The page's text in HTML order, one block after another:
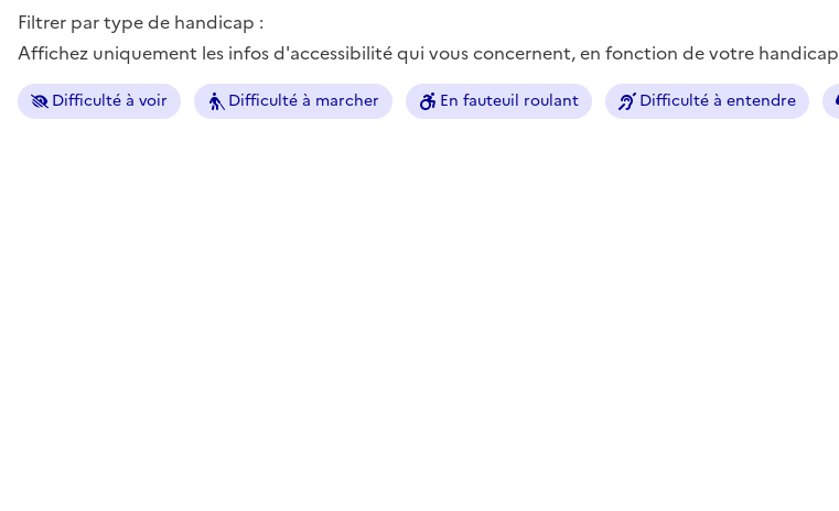
Filtrer par type de handicap :
Affichez uniquement les infos d'accessibilité qui vous concernent, en fonction de votre handicap
Difficulté à voir Difficulté à marcher En fauteuil roulant Difficulté à entendre